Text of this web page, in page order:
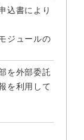
込書により
ジュールの
を外部委託
を利用して